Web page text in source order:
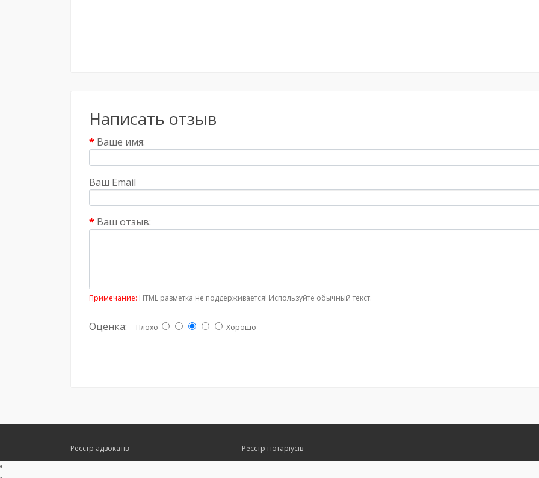
Написать отзыв
Ваше имя:
Ваш Email
Ваш отзыв:
Примечание: HTML разметка не поддерживается! Используйте обычный текст.
Оценка: Плохо Хорошо
Реєстр адвокатів Реєстр нотаріусів